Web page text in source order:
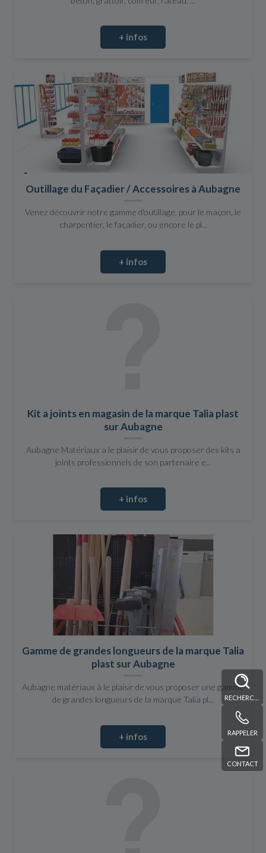
RAPPELER
CONTACT
+ infos
Outillage du Façadier / Accessoires à Aubagne
Venez découvrir notre gamme d'outillage, pour le maçon, le
charpentier, le façadier, ou encore le pl...
+ infos
Kit a joints en magasin de la marque Talia plast
sur Aubagne
Aubagne Matériaux a le plaisir de vous proposer des kits a
joints professionnels de son partenaire e...
+ infos
Gamme de grandes longueurs de la marque Talia
plast sur Aubagne
Aubagne matériaux à le plaisir de vous proposer une gamme
de grandes longueurs de la marque Talia pl...
+ infos